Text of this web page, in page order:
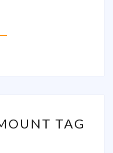
MORE
TAG